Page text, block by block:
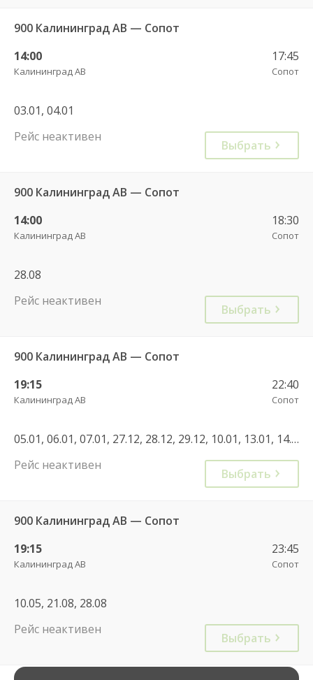
900 Калининград АВ — Сопот
14:00
Калининград АВ
17:45
Сопот
03.01, 04.01
Рейс неактивен
Выбрать
900 Калининград АВ — Сопот
14:00
Калининград АВ
18:30
Сопот
28.08
Рейс неактивен
Выбрать
900 Калининград АВ — Сопот
19:15
Калининград АВ
22:40
Сопот
05.01, 06.01, 07.01, 27.12, 28.12, 29.12, 10.01, 13.01, 14.01, 15.01
Рейс неактивен
Выбрать
900 Калининград АВ — Сопот
19:15
Калининград АВ
23:45
Сопот
10.05, 21.08, 28.08
Рейс неактивен
Выбрать